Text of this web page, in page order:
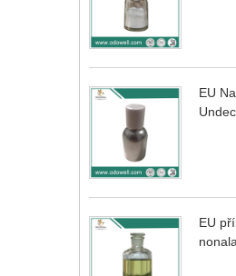
EU
EU